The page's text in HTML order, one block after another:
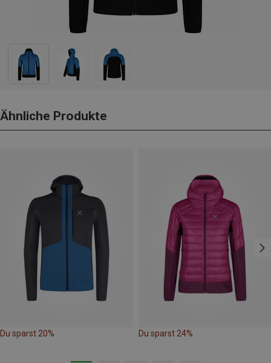
Ähnliche Produkte
Du sparst 20% Du sparst 24%